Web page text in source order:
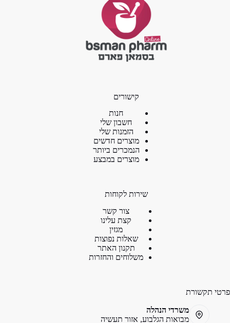
קישורים
חנות
חשבון שלי
הזמנות שלי
מוצרים חדשים
הנמכרים ביותר
מוצרים במבצע
שירות לקוחות
צור קשר
קצת עלינו
מגזין
שאלות נפוצות
תקנון האתר
משלוחים והחזרות
פרטי תקשורת
משרדי הנהלה
מבואות הגלבוע, אזור תעשיה